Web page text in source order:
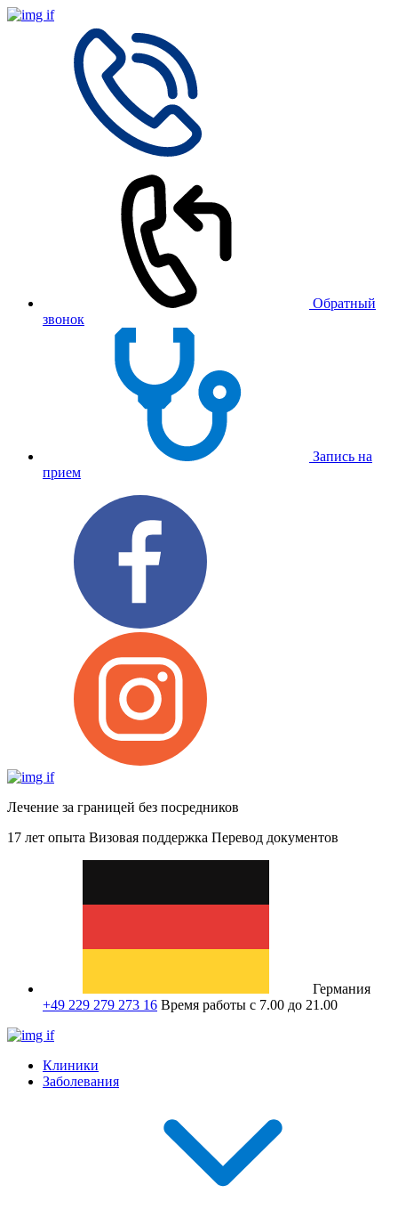
Обратный
звонок
Запись на
прием
Лечение за границей без посредников
17 лет опыта Визовая поддержка Перевод документов
Германия
+49 229 279 273 16 Время работы с 7.00 до 21.00
Клиники
Заболевания